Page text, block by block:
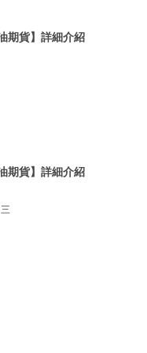
期貨】詳細介紹
期貨】詳細介紹